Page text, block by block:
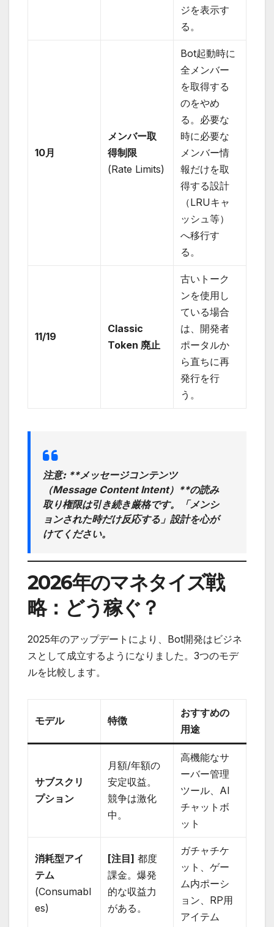
ジを表示す
る。
10月
メンバー取
得制限
(Rate Limits)
Bot起動時に
全メンバー
を取得する
のをやめ
る。必要な
時に必要な
メンバー情
報だけを取
得する設計
（LRUキャ
ッシュ等）
へ移行す
る。
11/19
Classic
Token 廃止
古いトーク
ンを使用し
ている場合
は、開発者
ポータルか
ら直ちに再
発行を行
う。
注意:**メッセージコンテンツ
（Message Content Intent）**の読み
取り権限は引き続き厳格です。「メンシ
ョンされた時だけ反応する」設計を心が
けてください。
2026年のマネタイズ戦
略：どう稼ぐ？
2025年のアップデートにより、Bot開発はビジネ
スとして成立するようになりました。3つのモデ
ルを比較します。
モデル 特徴
おすすめの
用途
サブスクリ
プション
月額/年額の
安定収益。
競争は激化
中。
高機能なサ
ーバー管理
ツール、AI
チャットボ
ット
消耗型アイ
テム
(Consumabl
es)
[注目] 都度
課金。爆発
的な収益力
がある。
ガチャチケ
ット、ゲー
ム内ポーシ
ョン、RP用
アイテム